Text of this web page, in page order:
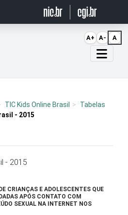
TIC Kids Online Brasil
Tabelas
- 2015
- 2015
CRIANÇAS E ADOLESCENTES QUE
APÓS CONTATO COM
SEXUAL NA INTERNET NOS
A+ A- A